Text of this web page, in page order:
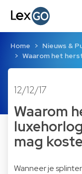
Home
Nieuws &
Waarom het
12/12/17
Waarom
mag
Wanneer je